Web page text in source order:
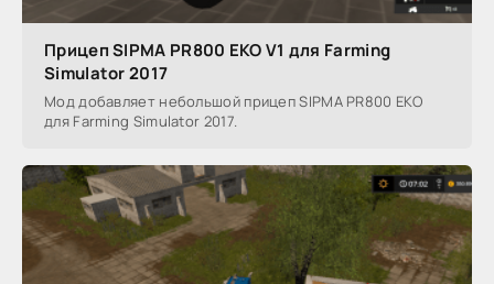
Прицеп SIPMA PR800 EKO V1 для Farming
Simulator 2017
Мод добавляет небольшой прицеп SIPMA PR800 EKO
для Farming Simulator 2017.